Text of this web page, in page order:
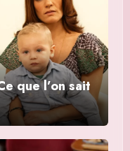
que l’on sait